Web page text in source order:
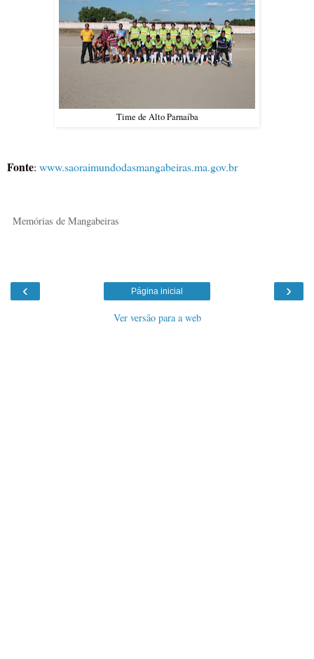
Time de Alto Parnaíba
Fonte: www.saoraimundodasmangabeiras.ma.gov.br
Memórias de Mangabeiras
‹ ›
Página inicial
Ver versão para a web